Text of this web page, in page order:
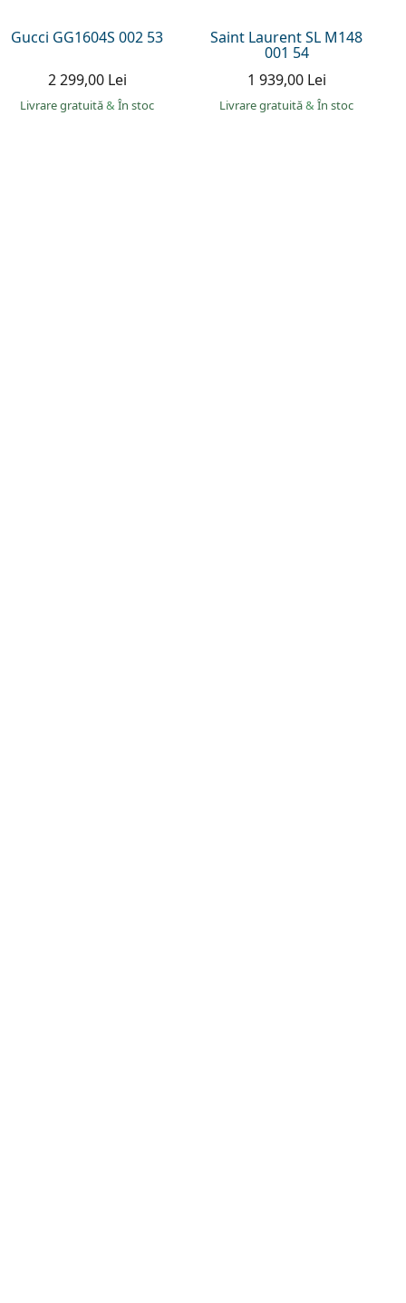
Gucci GG1604S 002 53
2 299,00 Lei
Livrare gratuită& În stoc
Saint Laurent SL M148
001 54
1 939,00 Lei
Livrare gratuită& În stoc